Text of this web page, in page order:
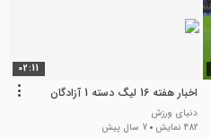
02:11
اخبار هفته 16 لیگ دسته 1 آزادگان
دنیای ورزش
482 نمایش
7 سال پیش